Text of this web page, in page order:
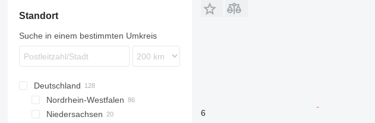
Standort
Suche in einem bestimmten Umkreis
Deutschland
Nordrhein-Westfalen
Köln
Niedersachsen
6